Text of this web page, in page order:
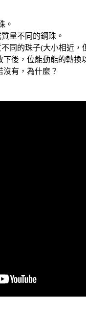
。
量不同的鋼珠。
同的珠子(大小相近，
後，位能動能的轉
有，為什麼？